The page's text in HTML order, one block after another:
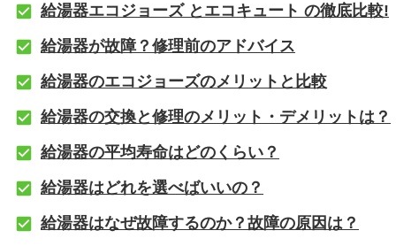
給湯器エコジョーズ とエコキュート の徹底比較!
給湯器が故障？修理前のアドバイス
給湯器のエコジョーズのメリットと比較
給湯器の交換と修理のメリット・デメリットは？
給湯器の平均寿命はどのくらい？
給湯器はどれを選べばいいの？
給湯器はなぜ故障するのか？故障の原因は？